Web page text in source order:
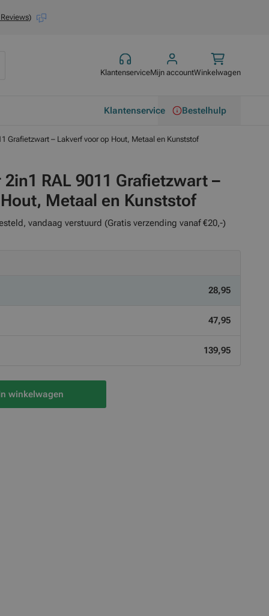
)
KlantenserviceMijn accountWinkelwagen
Klantenservice Bestelhulp
Grafietzwart – Lakverf voor op Hout, Metaal en Kunststof
2in1 RAL 9011 Grafietzwart –
Metaal en Kunststof
vandaag verstuurd (Gratis verzending vanaf €20,-)
28,95
47,95
139,95
winkelwagen